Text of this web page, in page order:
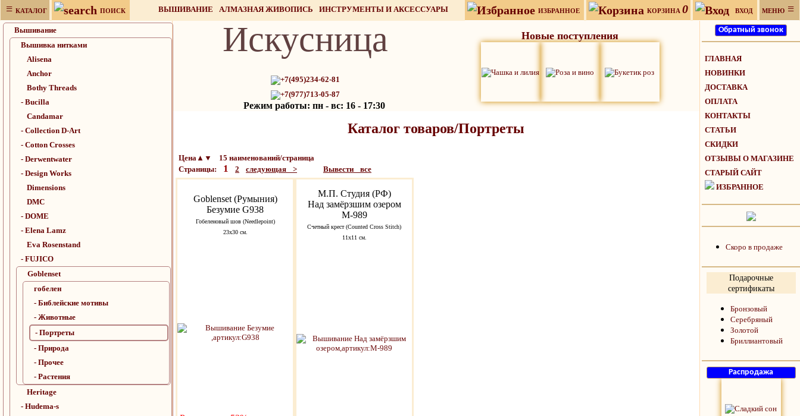
≡ КАТАЛОГ ПОИСК ВЫШИВАНИЕ АЛМАЗНАЯ ЖИВОПИСЬ
ИНСТРУМЕНТЫ И АКСЕССУАРЫ
НАБОРЫ ДЛЯ РУКОДЕЛИЯ
ИЗБРАННОЕ КОРЗИНА 0 ВХОД МЕНЮ ≡
Вышивание
Вышивка нитками
Alisena
Anchor
Bothy Threads
- Bucilla
Candamar
- Collection D-Art
- Cotton Crosses
- Derwentwater
- Design Works
Dimensions
DMC
- DOME
- Elena Lamz
Eva Rosenstand
- FUJICO
Goblenset
гобелен
- Библейские мотивы
- Животные
- Портреты
- Природа
- Прочее
- Растения
Heritage
- Hudema-s
Искусница
+7(495)234-62-81
+7(977)713-05-87
Режим работы: пн - вс: 16 - 17:30
Новые поступления
Каталог товаров/Портреты
Цена▲▼ 15 наименований/страница
Страницы: 1 2 следующая > Вывести все
Goblenset (Румыния)
Безумие G938
Гобеленовый шов (Needlepoint)
23х30 см.
М.П. Студия (РФ)
Над замёрзшим озером
М-989
Счетный крест (Counted Cross Stitch)
11х11 см.
ГЛАВНАЯ
НОВИНКИ
ДОСТАВКА
ОПЛАТА
КОНТАКТЫ
СТАТЬИ
СКИДКИ
ОТЗЫВЫ О МАГАЗИНЕ
СТАРЫЙ САЙТ
ИЗБРАННОЕ
Скоро в продаже
Подарочные
сертификаты
Бронзовый
Серебряный
Золотой
Бриллиантовый